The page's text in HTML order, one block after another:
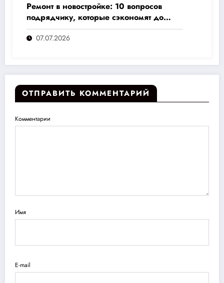
Ремонт в новостройке: 10 вопросов
подрядчику, которые сэкономят до
30% бюджета и избавят от головной
боли07.07.2026
ОТПРАВИТЬ КОММЕНТАРИЙ
Комментарии
Имя
E-mail